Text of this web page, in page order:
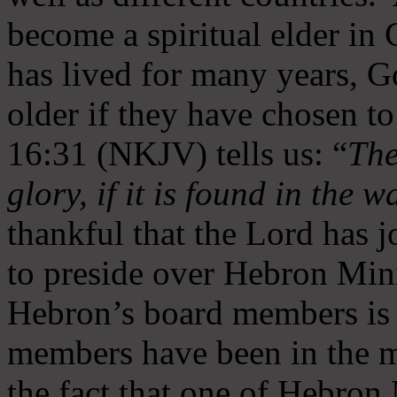
become a spiritual elder in
has lived for many years,
older if they have chosen
16:31 (NKJV) tells us: “
glory, if it is found in the
thankful that the Lord has
to preside over Hebron
Hebron’s board members
members have been in